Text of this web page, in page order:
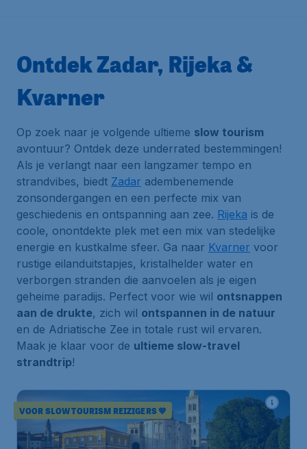
Ontdek Zadar, Rijeka &
Kvarner
Op zoek naar je volgende ultieme slow tourism
avontuur? Ontdek deze underrated bestemmingen!
Als je verlangt naar een langzamer tempo en
strandvibes, biedt Zadar adembenemende
zonsondergangen en een perfecte mix van
geschiedenis en ontspanning aan zee. Rijeka is de
coole, onontdekte plek met een mix van stedelijke
energie en kustkalme sfeer. Ga naar Kvarner voor
rustige eilanduitstapjes, kristalhelder water en
verborgen stranden die aanvoelen als je eigen
geheime paradijs. Perfect voor wie wil ontsnappen
aan de drukte, zich wil ontspannen in de natuur
en de Adriatische Zee in totale rust wil ervaren.
Maak je klaar voor de ultieme slow-travel
strandtrip!
VOOR SLOW TOURISM REIZIGERS 💙